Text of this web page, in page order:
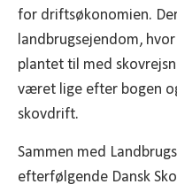
for driftsøkonomien.
landbrugsejendom,
plantet til med
været lige efter bogen
skovdrift.
Sammen med
efterfølgende Dansk